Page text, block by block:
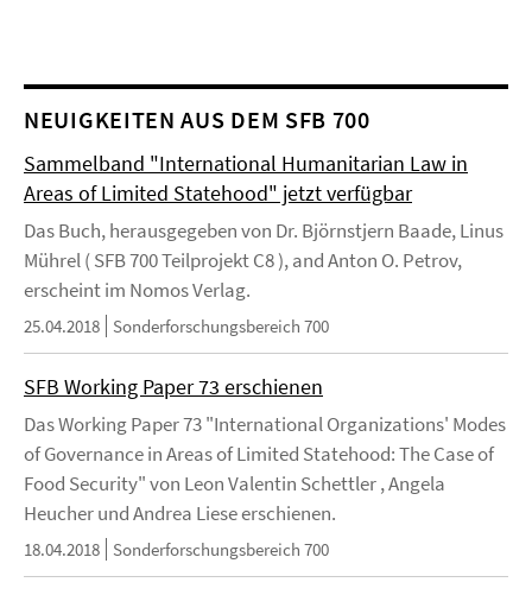
NEUIGKEITEN AUS DEM SFB 700
Sammelband "International Humanitarian Law in
Areas of Limited Statehood" jetzt verfügbar
Das Buch, herausgegeben von Dr. Björnstjern Baade, Linus
Mührel ( SFB 700 Teilprojekt C8 ), and Anton O. Petrov,
erscheint im Nomos Verlag.
25.04.2018 Sonderforschungsbereich 700
SFB Working Paper 73 erschienen
Das Working Paper 73 "International Organizations' Modes
of Governance in Areas of Limited Statehood: The Case of
Food Security" von Leon Valentin Schettler , Angela
Heucher und Andrea Liese erschienen.
18.04.2018 Sonderforschungsbereich 700